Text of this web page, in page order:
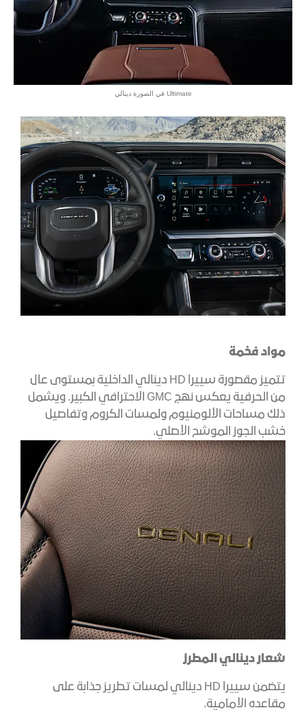
Ultimate في الصورة دينالي
مواد فخمة
تتميز مقصورة سييرا HD دينالي الداخلية بمستوى عال
من الحرفية يعكس نهج GMC الاحترافي الكبير. ويشمل
ذلك مساحات الألومنيوم ولمسات الكروم وتفاصيل
خشب الجوز الموشح الأصلي.
شعار دينالي المطرز
يتضمن سييرا HD دينالي لمسات تطريز جذابة على
مقاعده الأمامية.